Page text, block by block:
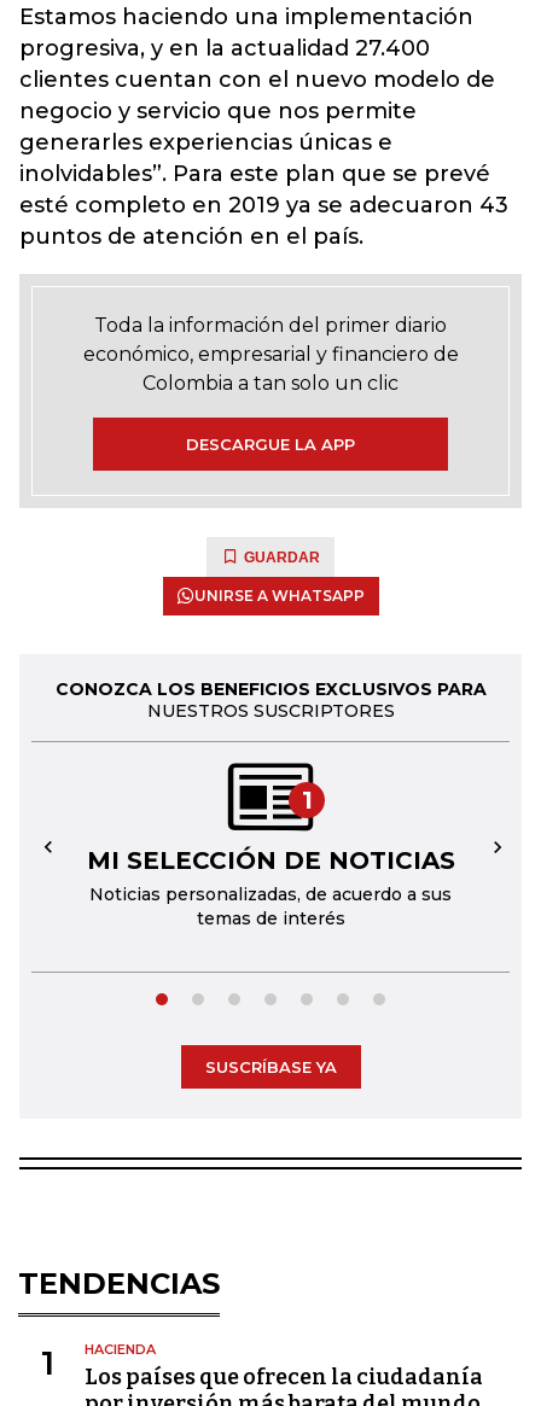
Estamos haciendo una implementación
progresiva, y en la actualidad 27.400
clientes cuentan con el nuevo modelo de
negocio y servicio que nos permite
generarles experiencias únicas e
inolvidables”. Para este plan que se prevé
esté completo en 2019 ya se adecuaron 43
puntos de atención en el país.
Toda la información del primer diario
económico, empresarial y financiero de
Colombia a tan solo un clic
DESCARGUE LA APP
GUARDAR
UNIRSE A WHATSAPP
CONOZCA LOS BENEFICIOS EXCLUSIVOS PARA
NUESTROS SUSCRIPTORES
1
MI SELECCIÓN DE NOTICIAS
Noticias personalizadas, de acuerdo a sus
temas de interés
← →
SUSCRÍBASE YA
TENDENCIAS
1 HACIENDA
Los países que ofrecen la ciudadanía